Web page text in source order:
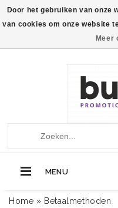
Call Us
MENU
Home » Betaalmethoden
Door het gebruiken van onze
van cookies om onze website
Meer